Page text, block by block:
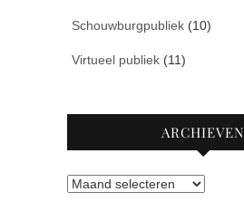
Schouwburgpubliek (10)
Virtueel publiek (11)
ARCHIEVEN
Archieven